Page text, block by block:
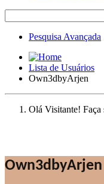
Pesquisa Avançada
Lista de Usuários
Own3dbyArjen
Olá Visitante! Faça
Own3dbyArjen